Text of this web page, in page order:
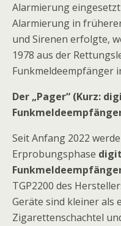
Alarmierung
Alarmierung in
und Sirenen erfolgte,
1978 aus der
Funkmeldeempfänger
Der „Pager“ (Kurz:
Seit Anfang 2022
Erprobungsphase
TGP2200 des
Geräte sind kleiner als
Zigarettenschachtel